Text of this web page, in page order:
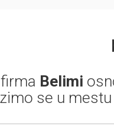
Belimi
se u